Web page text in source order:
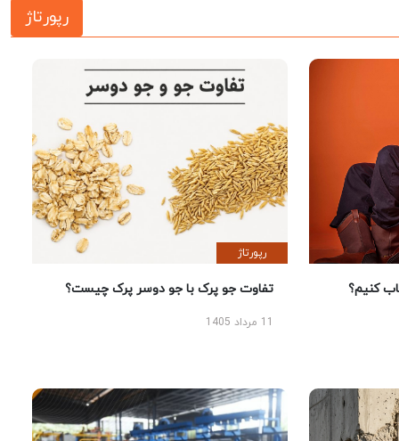
رپورتاژ
کنیم؟
رپورتاژ
تفاوت جو پرک با جو دوسر پرک چیست؟